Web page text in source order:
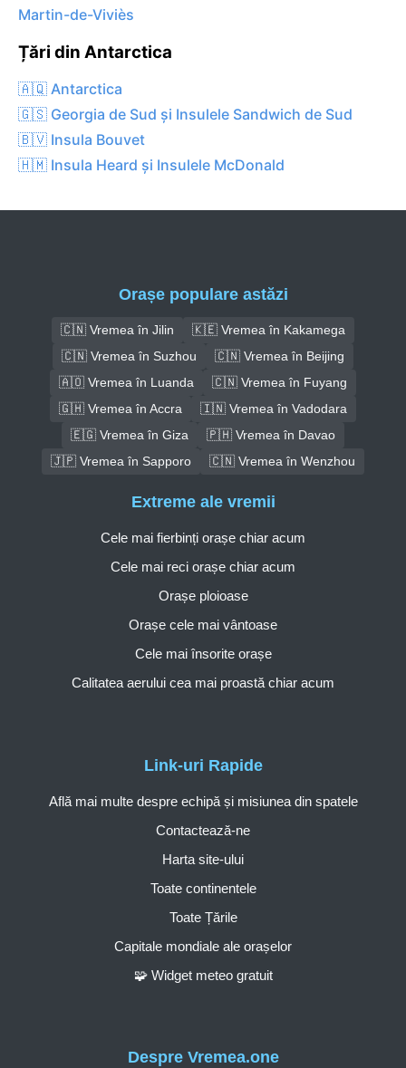
Martin-de-Viviès
Țări din Antarctica
🇦🇶 Antarctica
🇬🇸 Georgia de Sud și Insulele Sandwich de Sud
🇧🇻 Insula Bouvet
🇭🇲 Insula Heard și Insulele McDonald
Orașe populare astăzi
🇨🇳 Vremea în Jilin
🇰🇪 Vremea în Kakamega
🇨🇳 Vremea în Suzhou
🇨🇳 Vremea în Beijing
🇦🇴 Vremea în Luanda
🇨🇳 Vremea în Fuyang
🇬🇭 Vremea în Accra
🇮🇳 Vremea în Vadodara
🇪🇬 Vremea în Giza
🇵🇭 Vremea în Davao
🇯🇵 Vremea în Sapporo
🇨🇳 Vremea în Wenzhou
Despre Vremea.one
Link-uri Rapide
Află mai multe despre echipă și misiunea din spatele
Contactează-ne
Harta site-ului
Toate continentele
Toate Țările
Capitale mondiale ale orașelor
🧩 Widget meteo gratuit
Extreme ale vremii
Cele mai fierbinți orașe chiar acum
Cele mai reci orașe chiar acum
Orașe ploioase
Orașe cele mai vântoase
Cele mai însorite orașe
Calitatea aerului cea mai proastă chiar acum